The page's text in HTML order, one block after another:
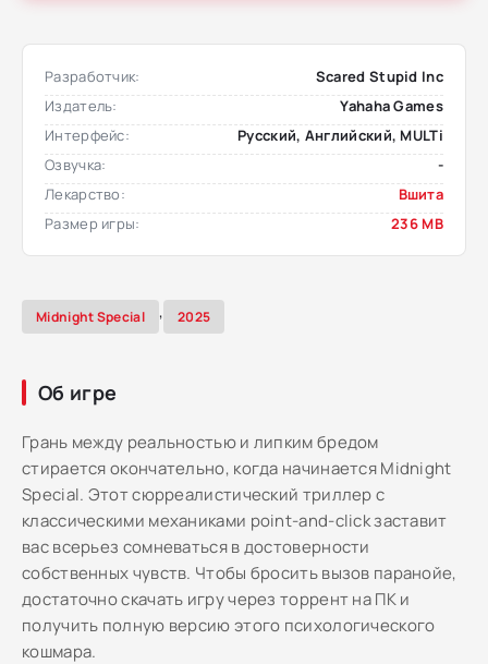
Разработчик:
Scared Stupid Inc
Издатель:
Yahaha Games
Интерфейс:
Русский, Английский, MULTi
Озвучка:
-
Лекарство:
Вшита
Размер игры:
236 MB
Midnight Special , 2025
Об игре
Грань между реальностью и липким бредом
стирается окончательно, когда начинается Midnight
Special. Этот сюрреалистический триллер с
классическими механиками point-and-click заставит
вас всерьез сомневаться в достоверности
собственных чувств. Чтобы бросить вызов паранойе,
достаточно скачать игру через торрент на ПК и
получить полную версию этого психологического
кошмара.